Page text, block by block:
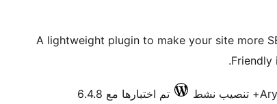
A lightweight plugin to make your site more
Friendly
تم اختبارها مع 6.4.8